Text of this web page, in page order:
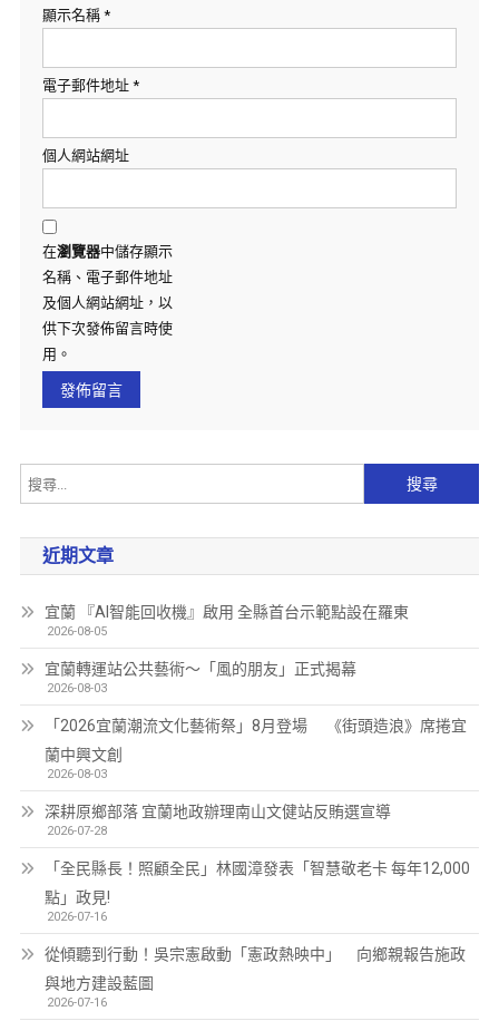
顯示名稱 *
電子郵件地址 *
個人網站網址
在瀏覽器中儲存顯示
名稱、電子郵件地址
及個人網站網址，以
供下次發佈留言時使
用。
近期文章
宜蘭 『AI智能回收機』啟用 全縣首台示範點設在羅東
2026-08-05
宜蘭轉運站公共藝術～「風的朋友」正式揭幕
2026-08-03
「2026宜蘭潮流文化藝術祭」8月登場 《街頭造浪》席捲宜
蘭中興文創
2026-08-03
深耕原鄉部落 宜蘭地政辦理南山文健站反賄選宣導
2026-07-28
「全民縣長！照顧全民」林國漳發表「智慧敬老卡 每年12,000
點」政見!
2026-07-16
從傾聽到行動！吳宗憲啟動「憲政熱映中」 向鄉親報告施政
與地方建設藍圖
2026-07-16